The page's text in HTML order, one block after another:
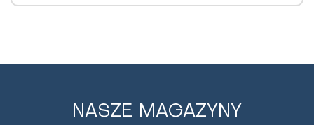
NASZE MAGAZYNY